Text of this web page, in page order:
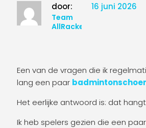
Team
AllRackets
door:
16 juni 2026
Een van de vragen die ik
lang een paar
Het eerlijke antwoord is: dat
Ik heb spelers gezien die een